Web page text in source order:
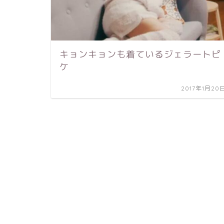
キョンキョンも着ているジェラートピ
ケ
2017年1月20